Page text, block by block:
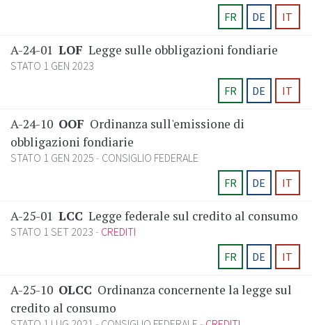
FR
DE IT
A-24-01 LOF Legge sulle obbligazioni fondiarie
STATO 1 GEN 2023
FR
DE IT
A-24-10 OOF Ordinanza sull'emissione di
obbligazioni fondiarie
STATO 1 GEN 2025
CONSIGLIO FEDERALE
FR
DE IT
A-25-01 LCC Legge federale sul credito al consumo
STATO 1 SET 2023
CREDITI
FR
DE IT
A-25-10 OLCC Ordinanza concernente la legge sul
credito al consumo